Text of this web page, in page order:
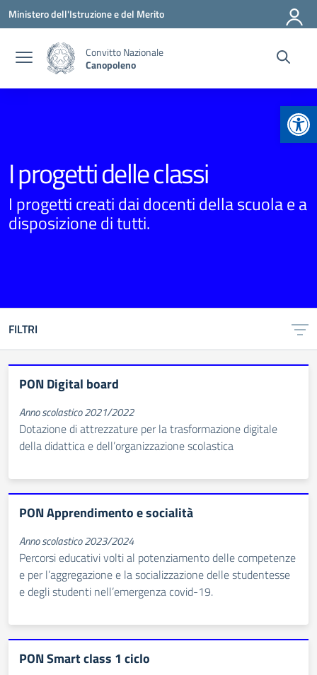
Vai ai contenuti
Vai al menu di navigazione
Vai al footer
Ministero dell'Istruzione e del Merito
Convitto Nazionale
Canopoleno
I progetti delle classi
I progetti creati dai docenti della scuola e a
disposizione di tutti.
FILTRI
PON Digital board
Anno scolastico 2021/2022
Dotazione di attrezzature per la trasformazione digitale
della didattica e dell’organizzazione scolastica
PON Apprendimento e socialità
Anno scolastico 2023/2024
Percorsi educativi volti al potenziamento delle competenze
e per l’aggregazione e la socializzazione delle studentesse
e degli studenti nell’emergenza covid-19.
PON Smart class 1 ciclo